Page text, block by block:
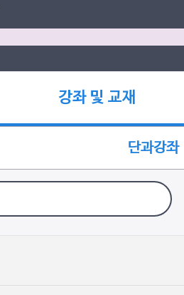
강좌 및 교재
단과강좌